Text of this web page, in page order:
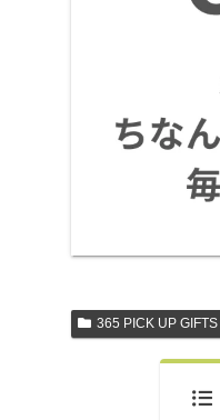
365 PICK UP GIFTS